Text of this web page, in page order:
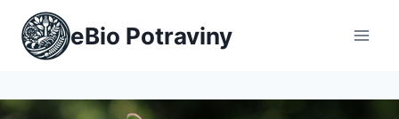
Přeskočit
obsah
eBio Potraviny